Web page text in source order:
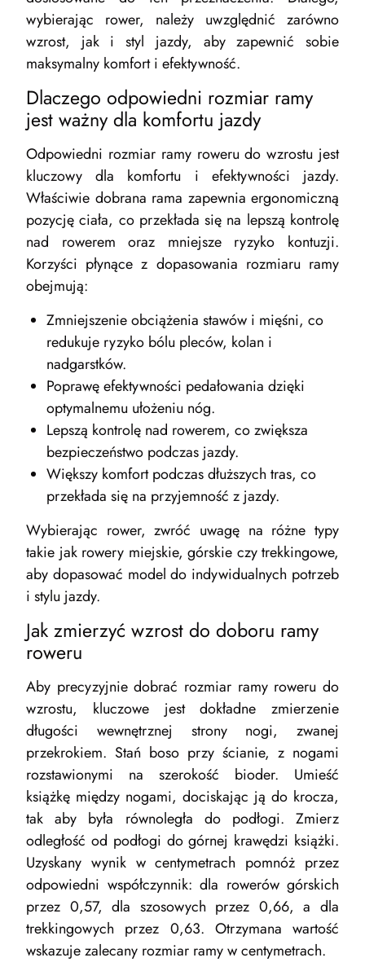
wybierając rower, należy uwzględnić zarówno
wzrost, jak i styl jazdy, aby zapewnić sobie
maksymalny komfort i efektywność.
Dlaczego odpowiedni rozmiar ramy
jest ważny dla komfortu jazdy
Odpowiedni rozmiar ramy roweru do wzrostu jest
kluczowy dla komfortu i efektywności jazdy.
Właściwie dobrana rama zapewnia ergonomiczną
pozycję ciała, co przekłada się na lepszą kontrolę
nad rowerem oraz mniejsze ryzyko kontuzji.
Korzyści płynące z dopasowania rozmiaru ramy
obejmują:
Zmniejszenie obciążenia stawów i mięśni, co
redukuje ryzyko bólu pleców, kolan i
nadgarstków.
Poprawę efektywności pedałowania dzięki
optymalnemu ułożeniu nóg.
Lepszą kontrolę nad rowerem, co zwiększa
bezpieczeństwo podczas jazdy.
Większy komfort podczas dłuższych tras, co
przekłada się na przyjemność z jazdy.
Wybierając rower, zwróć uwagę na różne typy
takie jak rowery miejskie, górskie czy trekkingowe,
aby dopasować model do indywidualnych potrzeb
i stylu jazdy.
Jak zmierzyć wzrost do doboru ramy
roweru
Aby precyzyjnie dobrać rozmiar ramy roweru do
wzrostu, kluczowe jest dokładne zmierzenie
długości wewnętrznej strony nogi, zwanej
przekrokiem. Stań boso przy ścianie, z nogami
rozstawionymi na szerokość bioder. Umieść
książkę między nogami, dociskając ją do krocza,
tak aby była równoległa do podłogi. Zmierz
odległość od podłogi do górnej krawędzi książki.
Uzyskany wynik w centymetrach pomnóż przez
odpowiedni współczynnik: dla rowerów górskich
przez 0,57, dla szosowych przez 0,66, a dla
trekkingowych przez 0,63. Otrzymana wartość
wskazuje zalecany rozmiar ramy w centymetrach.